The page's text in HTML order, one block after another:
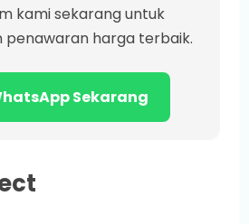
kami sekarang untuk
harga terbaik.
Sekarang